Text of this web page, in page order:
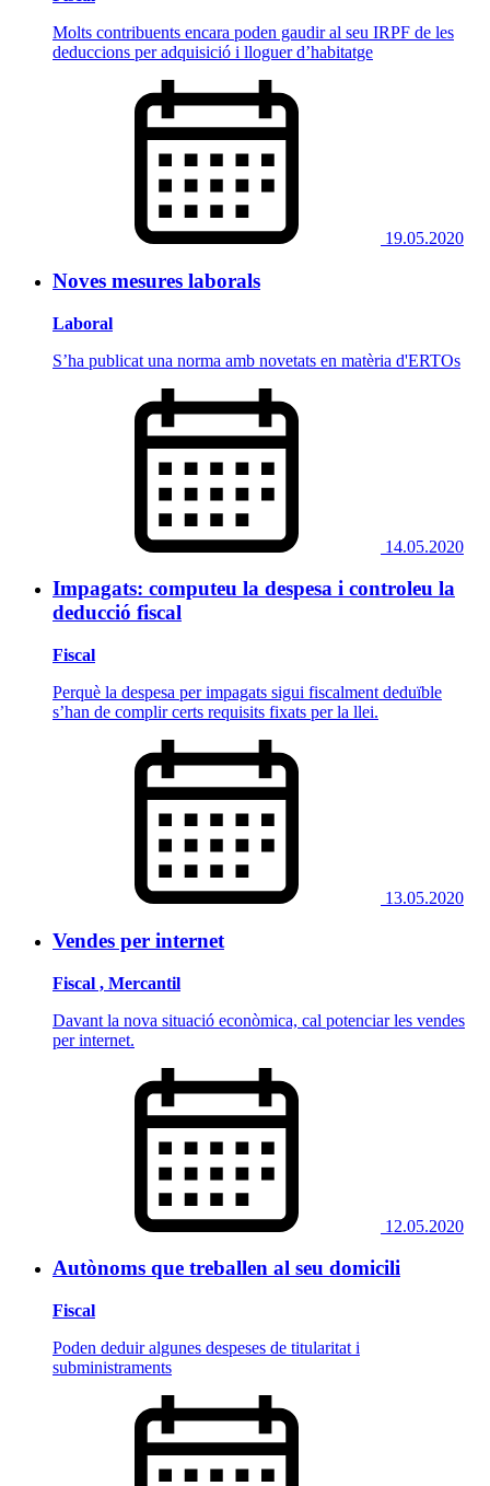
Molts contribuents encara poden gaudir al seu IRPF de les
deduccions per adquisició i lloguer d’habitatge
19.05.2020
Noves mesures laborals
Laboral
S’ha publicat una norma amb novetats en matèria d'ERTOs
14.05.2020
Impagats: computeu la despesa i controleu la
deducció fiscal
Fiscal
Perquè la despesa per impagats sigui fiscalment deduïble
s’han de complir certs requisits fixats per la llei.
13.05.2020
Vendes per internet
Fiscal , Mercantil
Davant la nova situació econòmica, cal potenciar les vendes
per internet.
12.05.2020
Autònoms que treballen al seu domicili
Fiscal
Poden deduir algunes despeses de titularitat i
subministraments